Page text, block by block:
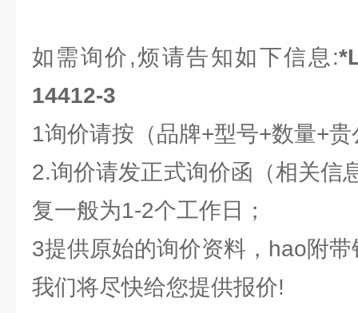
如需询价,烦请告知如下信息:
14412-3
1询价请按（品牌+型号+数量+
2.询价请发正式询价函（相关信
复一般为1-2个工作日；
3提供原始的询价资料，hao附
我们将尽快给您提供报价!